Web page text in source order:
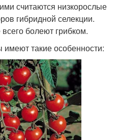
считаются низкорослые
гибридной селекции.
болеют грибком.
такие особенности: